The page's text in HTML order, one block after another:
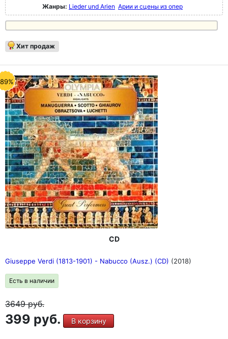
Жанры: Lieder und Arien Арии и сцены из опер
Хит продаж
CD
Giuseppe Verdi (1813-1901) - Nabucco (Ausz.) (CD) (2018)
Есть в наличии
3649руб.
399 руб. В корзину